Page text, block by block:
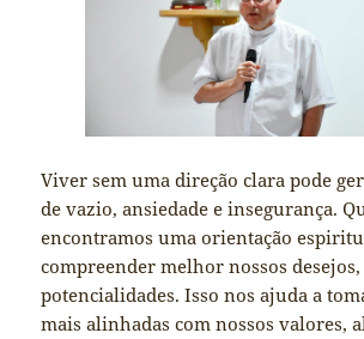
Viver sem uma direção clara pode
de vazio, ansiedade e insegurança.
encontramos uma orientação
compreender melhor nossos
potencialidades. Isso nos ajuda a
mais alinhadas com nossos valores,